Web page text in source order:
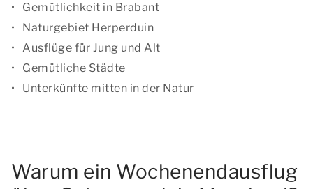
Gemütlichkeit in Brabant
Naturgebiet Herperduin
Ausflüge für Jung und Alt
Gemütliche Städte
Unterkünfte mitten in der Natur
Warum ein Wochenendausflug